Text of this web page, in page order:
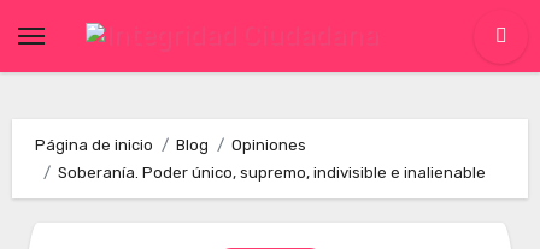
Página de inicio Blog
Opiniones
Soberanía. Poder único, supremo, indivisible e inalienable